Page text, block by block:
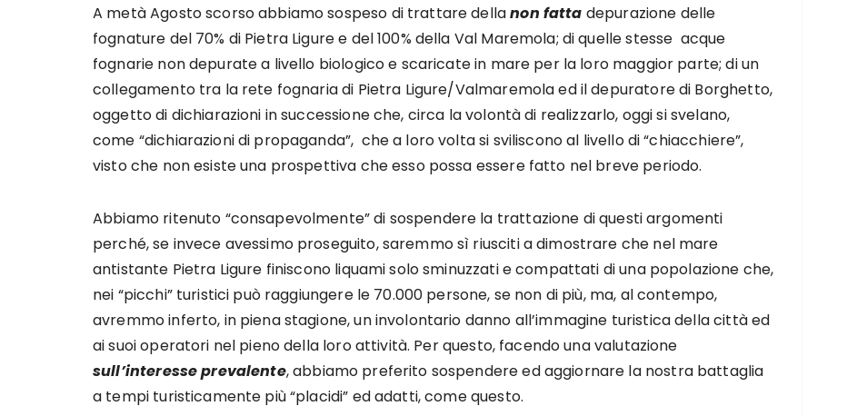
A metà Agosto scorso abbiamo sospeso di trattare dellanon fatta depurazione delle
fognature del 70% di Pietra Ligure e del 100% della Val Maremola; di quelle stesse acque
fognarie non depurate a livello biologico e scaricate in mare per la loro maggior parte; di un
collegamento tra la rete fognaria di Pietra Ligure/Valmaremola ed il depuratore di Borghetto,
oggetto di dichiarazioni in successione che, circa la volontà di realizzarlo, oggi si svelano,
come “dichiarazioni di propaganda”, che a loro volta si sviliscono al livello di “chiacchiere”,
visto che non esiste una prospettiva che esso possa essere fatto nel breve periodo.
Abbiamo ritenuto “consapevolmente” di sospendere la trattazione di questi argomenti
perché, se invece avessimo proseguito, saremmo sì riusciti a dimostrare che nel mare
antistante Pietra Ligure finiscono liquami solo sminuzzati e compattati di una popolazione che,
nei “picchi” turistici può raggiungere le 70.000 persone, se non di più, ma, al contempo,
avremmo inferto, in piena stagione, un involontario danno all’immagine turistica della città ed
ai suoi operatori nel pieno della loro attività. Per questo, facendo una valutazione
sull’interesse prevalente, abbiamo preferito sospendere ed aggiornare la nostra battaglia
a tempi turisticamente più “placidi” ed adatti, come questo.